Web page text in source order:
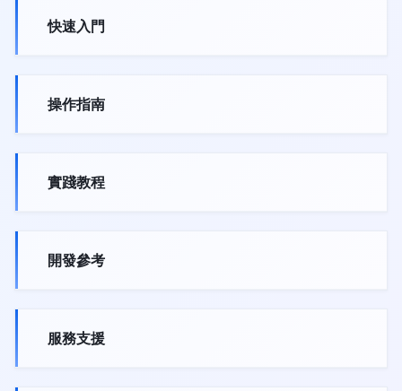
快速入門
操作指南
實踐教程
開發參考
服務支援